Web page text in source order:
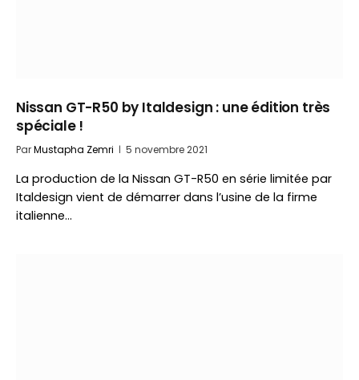
Nissan GT-R50 by Italdesign : une édition très
spéciale !
ParMustapha Zemri 5 novembre 2021
La production de la Nissan GT-R50 en série limitée par
Italdesign vient de démarrer dans l’usine de la firme
italienne…